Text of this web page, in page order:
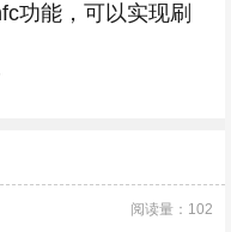
功能，可以实现刷
阅读量：102